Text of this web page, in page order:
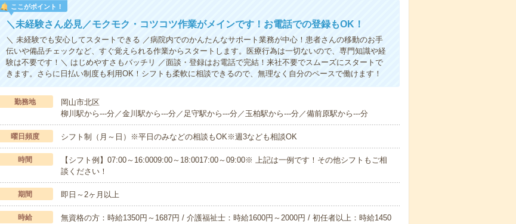
ここがポイント！
＼未経験さん必見／モクモク・コツコツ作業がメインです！お電話での登録もOK！
＼ 未経験でも安心してスタートできる ／病院内でのかんたんなサポート業務が中心！患者さんの移動のお手
伝いや備品チェックなど、すぐ覚えられる作業からスタートします。医療行為は一切ないので、専門知識や経
験は不要です！＼ はじめやすさもバッチリ ／面談・登録はお電話で完結！来社不要でスムーズにスタートで
きます。さらに日払い制度も利用OK！シフトも柔軟に相談できるので、無理なく自分のペースで働けます！
勤務地
岡山市北区
柳川駅から---分／金川駅から---分／足守駅から---分／玉柏駅から---分／備前原駅から---分
曜日頻度 シフト制（月～日）※平日のみなどの相談もOK※週3なども相談OK
時間
【シフト例】07:00～16:0009:00～18:0017:00～09:00※ 上記は一例です！その他シフトもご相
談ください！
期間 即日～2ヶ月以上
時給
無資格の方：時給1350円～1687円 / 介護福祉士：時給1600円～2000円 / 初任者以上：時給1450